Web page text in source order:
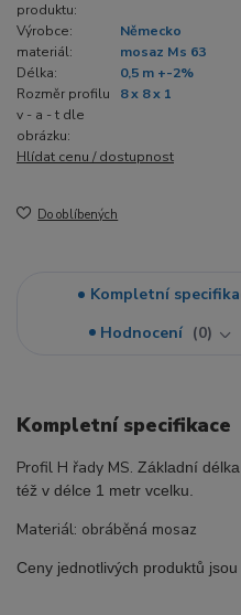
produktu:
Výrobce:
Německo
materiál:
mosaz Ms 63
Délka:
0,5 m +-2%
Rozměr profilu
v - a - t dle
obrázku:
8 x 8 x 1
Hlídat cenu / dostupnost
Do oblíbených
Kompletní
Hodnocení
0
Kompletní specifikace
Profil H řady MS. Základní
též v délce 1 metr vcelku.
Materiál: obráběná mosaz
Ceny jednotlivých produktů